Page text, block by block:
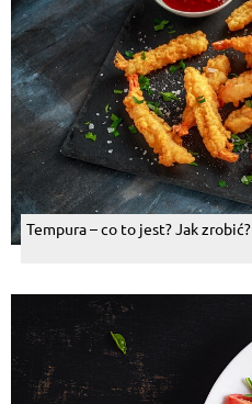
Tempura – co to jest? Jak zrobić?